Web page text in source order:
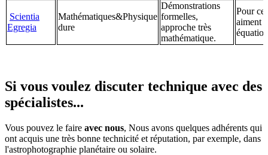
Scientia
Egregia
Mathématiques&Physique
dure
Démonstrations
formelles,
approche très
mathématique.
Pour
aiment
Si vous voulez discuter technique avec des
spécialistes...
Vous pouvez le faire avec nous, Nous avons quelques adhérents qui
ont acquis une très bonne technicité et réputation, par exemple, dans
l'astrophotographie planétaire ou solaire.